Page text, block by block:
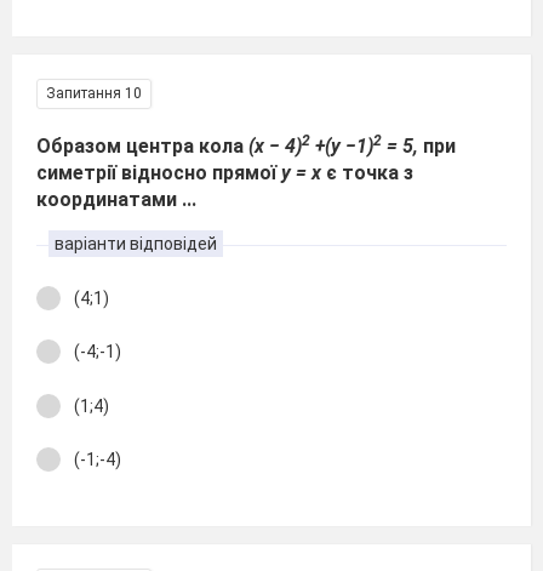
Запитання 10
Образом центра кола (х − 4)2 +(у −1)2 = 5, при
симетрії відносно прямоїу = х є точка з
координатами ...
варіанти відповідей
(4;1)
(-4;-1)
(1;4)
(-1;-4)